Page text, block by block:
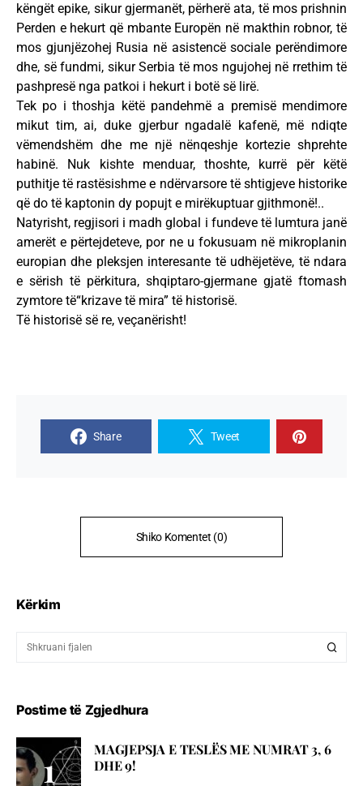
këngët epike, sikur gjermanët, përherë ata, të mos prishnin
Perden e hekurt që mbante Europën në makthin robnor, të
mos gjunjëzohej Rusia në asistencë sociale perëndimore
dhe, së fundmi, sikur Serbia të mos ngujohej në rrethim të
pashpresë nga patkoi i hekurt i botë së lirë.
Tek po i thoshja këtë pandehmë a premisë mendimore
mikut tim, ai, duke gjerbur ngadalë kafenë, më ndiqte
vëmendshëm dhe me një nënqeshje kortezie shprehte
habinë. Nuk kishte menduar, thoshte, kurrë për këtë
puthitje të rastësishme e ndërvarsore të shtigjeve historike
që do të kaptonin dy popujt e mirëkuptuar gjithmonë!..
Natyrisht, regjisori i madh global i fundeve të lumtura janë
amerët e përtejdeteve, por ne u fokusuam në mikroplanin
europian dhe pleksjen interesante të udhëjetëve, të ndara
e sërish të përkitura, shqiptaro-gjermane gjatë ftomash
zymtore të“krizave të mira” të historisë.
Të historisë së re, veçanërisht!
Share Tweet
Shiko Komentet (0)
Kërkim
Postime të Zgjedhura
MAGJEPSJA E TESLËS ME NUMRAT 3, 6
DHE 9!